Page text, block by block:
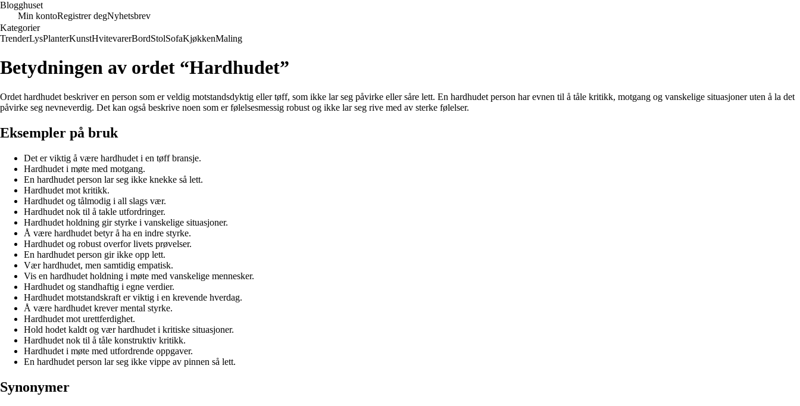
Blogghuset
Min kontoRegistrer degNyhetsbrev
Kategorier
TrenderLysPlanterKunstHvitevarerBordStolSofaKjøkkenMaling
Betydningen av ordet “Hardhudet”
Ordet hardhudet beskriver en person som er veldig motstandsdyktig eller tøff, som ikke lar seg påvirke eller såre lett. En hardhudet person har evnen til å tåle kritikk, motgang og vanskelige situasjoner uten å la det
påvirke seg nevneverdig. Det kan også beskrive noen som er følelsesmessig robust og ikke lar seg rive med av sterke følelser.
Eksempler på bruk
Det er viktig å være hardhudet i en tøff bransje.
Hardhudet i møte med motgang.
En hardhudet person lar seg ikke knekke så lett.
Hardhudet mot kritikk.
Hardhudet og tålmodig i all slags vær.
Hardhudet nok til å takle utfordringer.
Hardhudet holdning gir styrke i vanskelige situasjoner.
Å være hardhudet betyr å ha en indre styrke.
Hardhudet og robust overfor livets prøvelser.
En hardhudet person gir ikke opp lett.
Vær hardhudet, men samtidig empatisk.
Vis en hardhudet holdning i møte med vanskelige mennesker.
Hardhudet og standhaftig i egne verdier.
Hardhudet motstandskraft er viktig i en krevende hverdag.
Å være hardhudet krever mental styrke.
Hardhudet mot urettferdighet.
Hold hodet kaldt og vær hardhudet i kritiske situasjoner.
Hardhudet nok til å tåle konstruktiv kritikk.
Hardhudet i møte med utfordrende oppgaver.
En hardhudet person lar seg ikke vippe av pinnen så lett.
Synonymer